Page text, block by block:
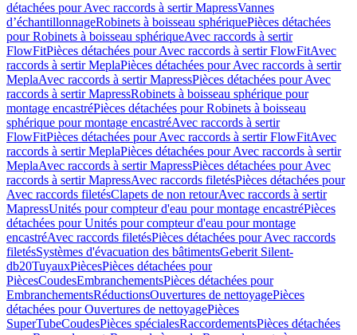
détachées pour Avec raccords à sertir MapressVannes
d’échantillonnageRobinets à boisseau sphériquePièces détachées
pour Robinets à boisseau sphériqueAvec raccords à sertir
FlowFitPièces détachées pour Avec raccords à sertir FlowFitAvec
raccords à sertir MeplaPièces détachées pour Avec raccords à sertir
MeplaAvec raccords à sertir MapressPièces détachées pour Avec
raccords à sertir MapressRobinets à boisseau sphérique pour
montage encastréPièces détachées pour Robinets à boisseau
sphérique pour montage encastréAvec raccords à sertir
FlowFitPièces détachées pour Avec raccords à sertir FlowFitAvec
raccords à sertir MeplaPièces détachées pour Avec raccords à sertir
MeplaAvec raccords à sertir MapressPièces détachées pour Avec
raccords à sertir MapressAvec raccords filetésPièces détachées pour
Avec raccords filetésClapets de non retourAvec raccords à sertir
MapressUnités pour compteur d'eau pour montage encastréPièces
détachées pour Unités pour compteur d'eau pour montage
encastréAvec raccords filetésPièces détachées pour Avec raccords
filetésSystèmes d'évacuation des bâtimentsGeberit Silent-
db20TuyauxPiècesPièces détachées pour
PiècesCoudesEmbranchementsPièces détachées pour
EmbranchementsRéductionsOuvertures de nettoyagePièces
détachées pour Ouvertures de nettoyagePièces
SuperTubeCoudesPièces spécialesRaccordementsPièces détachées